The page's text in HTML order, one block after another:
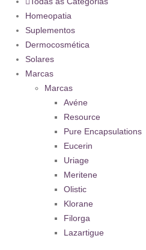
Homeopatia
Suplementos
Dermocosmética
Solares
Marcas
Marcas
Avéne
Resource
Pure Encapsulations
Eucerin
Uriage
Meritene
Olistic
Klorane
Filorga
Lazartigue